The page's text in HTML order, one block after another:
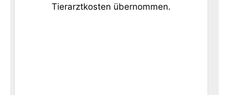
Tierarztkosten übernommen.